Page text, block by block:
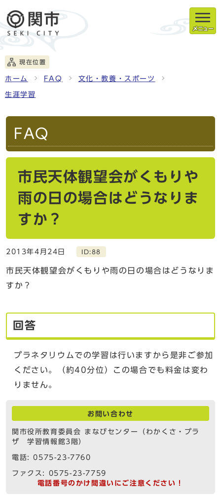
メニュー
現在位置
ホーム FAQ 文化・教養・スポーツ
生涯学習
FAQ
市民天体観望会がくもりや
雨の日の場合はどうなりま
すか？
2013年4月24日 ID:88
市民天体観望会がくもりや雨の日の場合はどうなりま
すか？
回答
プラネタリウムでの学習は行いますから是非ご参加
ください。（約40分位）この場合でも料金は変わ
りません。
お問い合わせ
関市役所教育委員会 まなびセンター（わかくさ・プラ
ザ 学習情報館3階）
電話: 0575-23-7760
ファクス: 0575-23-7759
電話番号のかけ間違いにご注意ください！